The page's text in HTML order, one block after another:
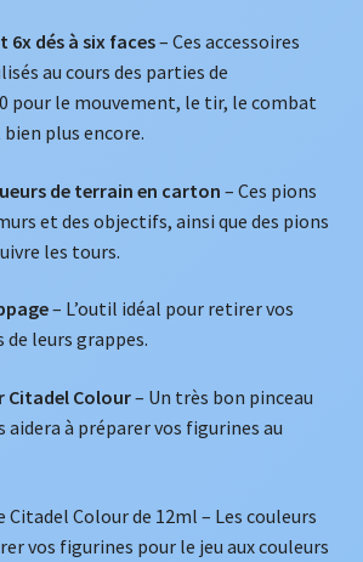
6x dés à six faces– Ces accessoires
au cours des parties de
pour le mouvement, le tir, le combat
plus encore.
de terrain en carton – Ces pions
et des objectifs, ainsi que des pions
les tours.
– L’outil idéal pour retirer vos
leurs grappes.
Citadel Colour– Un très bon pinceau
aidera à préparer vos figurines au
Colour de 12ml – Les couleurs
vos figurines pour le jeu aux couleurs